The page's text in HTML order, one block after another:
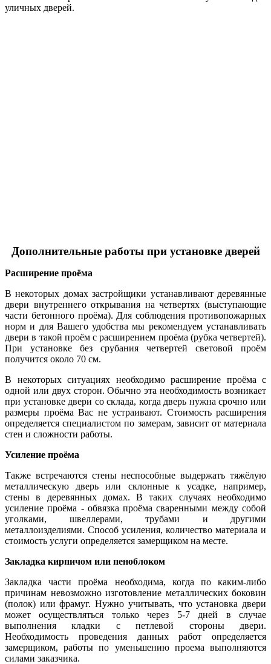
уличных дверей.
Дополнительные работы при установке дверей
Расширение проёма
В некоторых домах застройщики устанавливают деревянные
двери внутреннего открывания на четвертях (выступающие
части бетонного проёма). Для соблюдения противопожарных
норм и для Вашего удобства мы рекомендуем устанавливать
двери в такой проём с расширением проёма (рубка четвертей).
При установке без срубания четвертей световой проём
получится около 70 см.
В некоторых ситуациях необходимо расширение проёма с
одной или двух сторон. Обычно эта необходимость возникает
при установке двери со склада, когда дверь нужна срочно или
размеры проёма Вас не устраивают. Стоимость расширения
определяется специалистом по замерам, зависит от материала
стен и сложности работы.
Усиление проёма
Также встречаются стены неспособные выдержать тяжёлую
металлическую дверь или склонные к усадке, например,
стены в деревянных домах. В таких случаях необходимо
усиление проёма - обвязка проёма сваренными между собой
уголками, швеллерами, трубами и другими
металлоизделиями. Способ усиления, количество материала и
стоимость услуги определяется замерщиком на месте.
Закладка кирпичом или пеноблоком
Закладка части проёма необходима, когда по каким-либо
причинам невозможно изготовление металлических боковин
(полок) или фрамуг. Нужно учитывать, что установка двери
может осуществляться только через 5-7 дней в случае
выполнения кладки с петлевой стороны двери.
Необходимость проведения данных работ определяется
замерщиком, работы по уменьшению проема выполняются
силами заказчика.